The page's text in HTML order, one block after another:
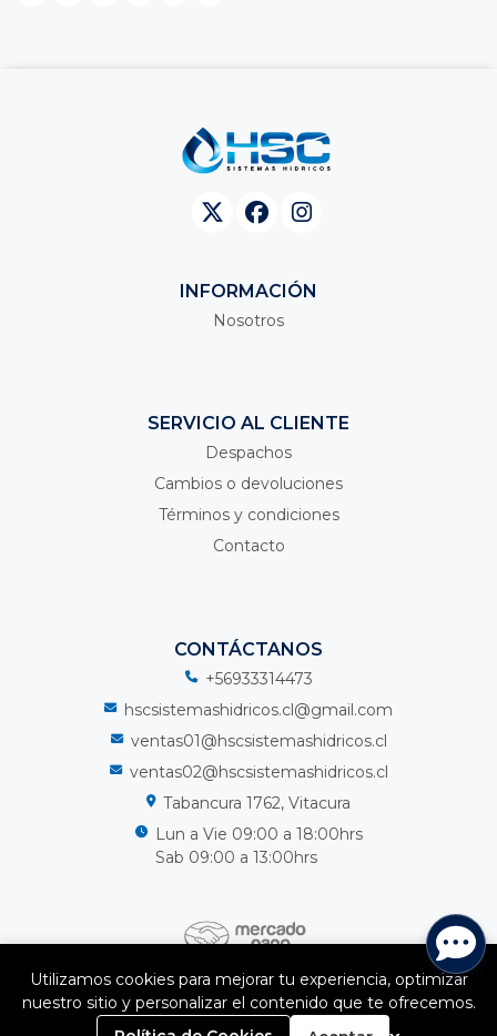
INFORMACIÓN
Nosotros
SERVICIO AL CLIENTE
Despachos
Cambios o devoluciones
Términos y condiciones
Contacto
CONTÁCTANOS
+56933314473
hscsistemashidricos.cl@gmail.com
ventas01@hscsistemashidricos.cl
ventas02@hscsistemashidricos.cl
Tabancura 1762, Vitacura
Lun a Vie 09:00 a 18:00hrs
Sab 09:00 a 13:00hrs
HSC Sistemas Hidricos Spa © 2026
¿Te gusta mi tienda? Yo vendo conBsale
0
Utilizamos cookies para mejorar tu experiencia, optimizar
nuestro sitio y personalizar el contenido que te ofrecemos.